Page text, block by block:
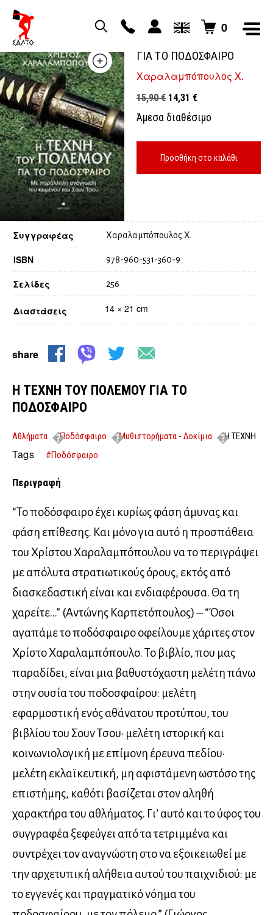
0
ΓΙΑ ΤΟ ΠΟΔΟΣΦΑΙΡΟ
Χαραλαμπόπουλος Χ.
15,90€ Original
price
15,90 €.
14,31 €Η
τρέχουσα
τιμή
είναι:
14,31 €.
Άμεσα διαθέσιμο
Προσθήκη στο καλάθι
Διαστάσεις 14 × 21 cm
Συγγραφέας Χαραλαμπόπουλος Χ.
ISBN 978-960-531-360-9
Σελίδες 256
share
Η ΤΕΧΝΗ ΤΟΥ ΠΟΛΕΜΟΥ ΓΙΑ ΤΟ
ΠΟΔΟΣΦΑΙΡΟ
Αθλήματα Ποδόσφαιρο Μυθιστορήματα - Δοκίμια
Η ΤΕΧΝΗ
ΤΟΥ ΠΟΛΕΜΟΥ ΓΙΑ ΤΟ ΠΟΔΟΣΦΑΙΡΟ
Tags #Ποδόσφαιρο
Περιγραφή
“Το ποδόσφαιρο έχει κυρίως φάση άμυνας και
φάση επίθεσης. Και μόνο για αυτό η προσπάθεια
του Χρίστου Χαραλαμπόπουλου να το περιγράψει
με απόλυτα στρατιωτικούς όρους, εκτός από
διασκεδαστική είναι και ενδιαφέρουσα. Θα τη
χαρείτε…” (Αντώνης Καρπετόπουλος) – “Όσοι
αγαπάμε το ποδόσφαιρο οφείλουμε χάριτες στον
Χρίστο Χαραλαμπόπουλο. Το βιβλίο, που μας
παραδίδει, είναι μια βαθυστόχαστη μελέτη πάνω
στην ουσία του ποδοσφαίρου: μελέτη
εφαρμοστική ενός αθάνατου προτύπου, του
βιβλίου του Σουν Τσου· μελέτη ιστορική και
κοινωνιολογική με επίμονη έρευνα πεδίου·
μελέτη εκλαϊκευτική, μη αφιστάμενη ωστόσο της
επιστήμης, καθότι βασίζεται στον αληθή
χαρακτήρα του αθλήματος. Γι’ αυτό και το ύφος του
συγγραφέα ξεφεύγει από τα τετριμμένα και
συντρέχει τον αναγνώστη στο να εξοικειωθεί με
την αρχετυπική αλήθεια αυτού του παιχνιδιού: με
το εγγενές και πραγματικό νόημα του